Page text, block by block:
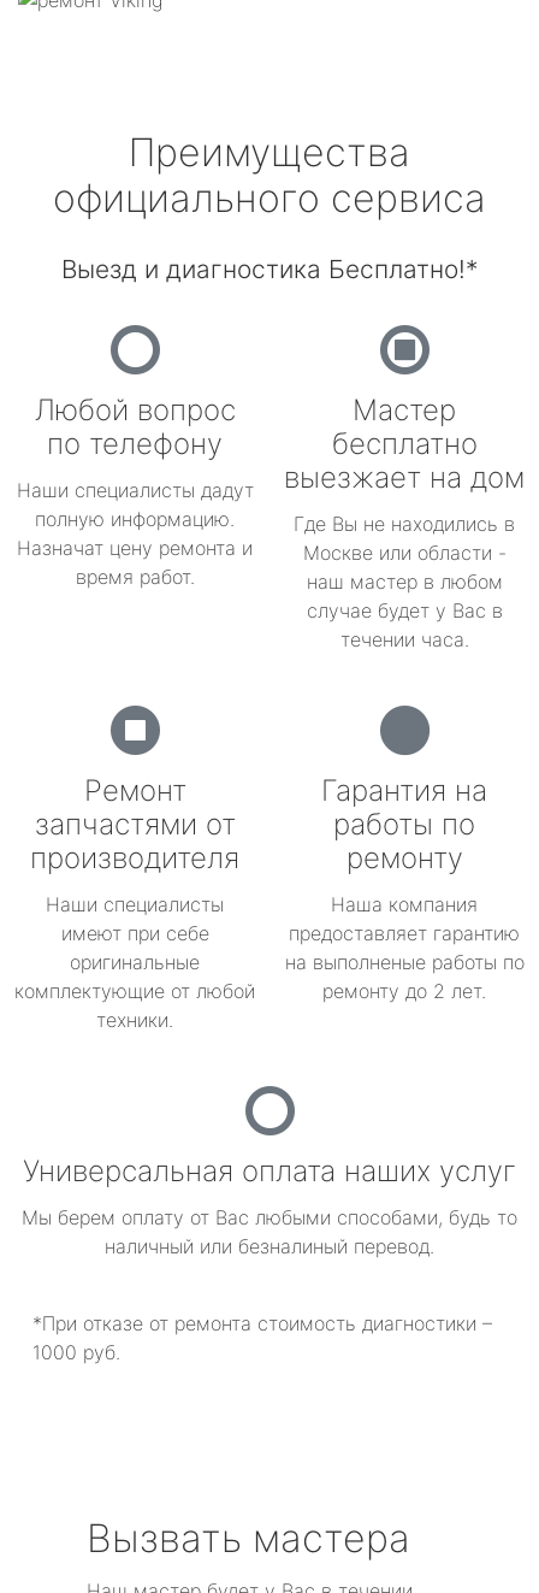
Преимущества
официального сервиса
Выезд и диагностика Бесплатно!*
Любой вопрос
по телефону
Наши специалисты дадут
полную информацию.
Назначат цену ремонта и
время работ.
Мастер
бесплатно
выезжает на дом
Где Вы не находились в
Москве или области -
наш мастер в любом
случае будет у Вас в
течении часа.
Ремонт
запчастями от
производителя
Наши специалисты
имеют при себе
оригинальные
комплектующие от любой
техники.
Гарантия на
работы по
ремонту
Наша компания
предоставляет гарантию
на выполненые работы по
ремонту до 2 лет.
Универсальная оплата наших услуг
Мы берем оплату от Вас любыми способами, будь то
наличный или безналиный перевод.
*При отказе от ремонта стоимость диагностики –
1000 руб.
Вызвать мастера